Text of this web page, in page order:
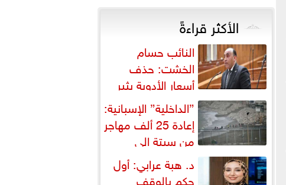
ذخائر من آسيا
وأوروبا
الأكثر قراءةً
النائب حسام
الخشت: حذف
أسعار الأدوية يثير
إشكالية دستورية ويهدد حق
المواطن...
”الداخلية” الإسبانية:
إعادة 25 ألف مهاجر
من سبتة إلى
المغرب... وارتفاع حصيلة...
د. هبة عرابي: أول
حكم بالوقف